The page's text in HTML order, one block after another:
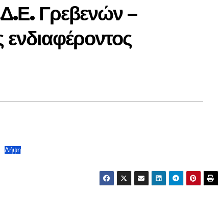
Γρεβενών –
Λήψη